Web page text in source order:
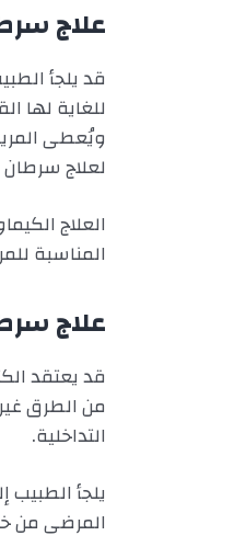
علاج
قد يلجأ
للغاية لها
ويُعطى
لعلاج سرطان
العلاج
المناسبة
علاج
قد يعتقد
من الطرق
التداخلية.
يلجأ الطبيب
المرضى من